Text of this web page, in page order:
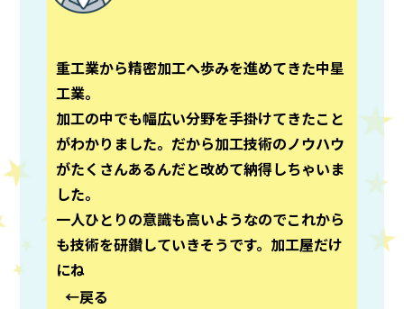
重工業から精密加工へ歩みを進めてきた中星
工業。
加工の中でも幅広い分野を手掛けてきたこと
がわかりました。だから加工技術のノウハウ
がたくさんあるんだと改めて納得しちゃいま
した。
一人ひとりの意識も高いようなのでこれから
も技術を研鑚していきそうです。加工屋だけ
にね
戻る